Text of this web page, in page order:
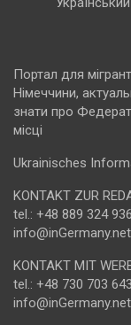
Портал для
Німеччини,
знати про
місці
Ukrainisches
KONTAKT ZUR
tel.: +48 889 324 936
info@inGermany.net
KONTAKT MIT
tel.: +48 730 703 643
info@inGermany.net